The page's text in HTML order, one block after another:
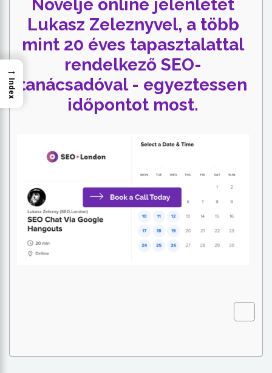
Növelje online jelenlétét
Lukasz Zeleznyvel, a több
mint 20 éves tapasztalattal
rendelkező SEO-
tanácsadóval - egyeztessen
időpontot most.
→
Index